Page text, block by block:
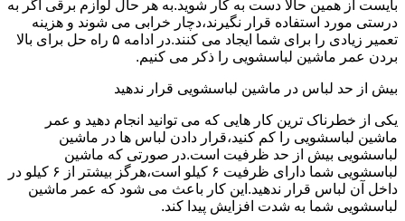
بایست از همین حالا دست به کار شوید.به هر حال لوازم برقی اگر به
درستی مورد استفاده قرار نگیرند،دچار خرابی می شوند و هزینه
تعمیر زیادی را برای شما ایجاد می کنند.در ادامه ۵ راه حل برای بالا
بردن عمر ماشین لباسشویی را ذکر می کنیم.
بیش از حد لباس در ماشین لباسشویی قرار ندهید
یکی از خطرناک ترین کار هایی که می توانید انجام دهید و عمر
ماشین لباسشویی را کم کنید،قرار دادن لباس ها در ماشین
لباسشویی بیش از حد ظرفیت است.در صورتی که ماشین
لباسشویی شما دارای ظرفیت ۶ کیلو است،هرگز بیشتر از ۶ کیلو در
داخل آن لباس قرار ندهید.این کار باعث می شود که عمر ماشین
لباسشویی شما به شدت افزایش پیدا کند.